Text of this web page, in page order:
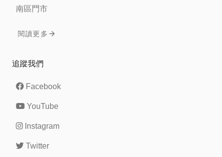
南區門市
閱讀更多
追蹤我們
Facebook
YouTube
Instagram
Twitter